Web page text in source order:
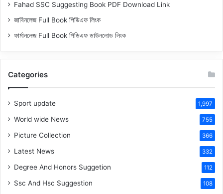
Fahad SSC Suggesting Book PDF Download Link
জাবিনলেজ Full Book পিডিএফ লিংক
ফার্মানলেজ Full Book পিডিএফ ডাউনলোড লিংক
Categories
Sport update 1,997
World wide News 755
Picture Collection 366
Latest News 332
Degree And Honors Suggetion 112
Ssc And Hsc Suggestion 108